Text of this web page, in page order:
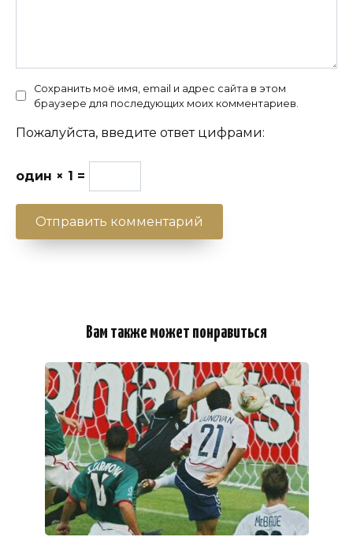
Сохранить моё имя, email и адрес сайта в этом
браузере для последующих моих комментариев.
Пожалуйста, введите ответ цифрами:
один × 1 =
Вам также может понравиться